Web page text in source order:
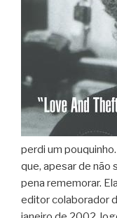
perdi um
que, apesar de não
pena rememorar.
editor colaborador